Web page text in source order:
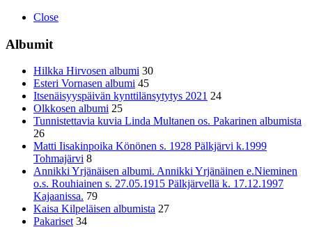
Close
Albumit
Hilkka Hirvosen albumi 30
Esteri Vornasen albumi 45
Itsenäisyyspäivän kynttilänsytytys 2021 24
Olkkosen albumi 25
Tunnistettavia kuvia Linda Multanen os. Pakarinen albumista
26
Matti Iisakinpoika Könönen s. 1928 Pälkjärvi k.1999
Tohmajärvi 8
Annikki Yrjänäisen albumi. Annikki Yrjänäinen e.Nieminen
o.s. Rouhiainen s. 27.05.1915 Pälkjärvellä k. 17.12.1997
Kajaanissa. 79
Kaisa Kilpeläisen albumista 27
Pakariset 34